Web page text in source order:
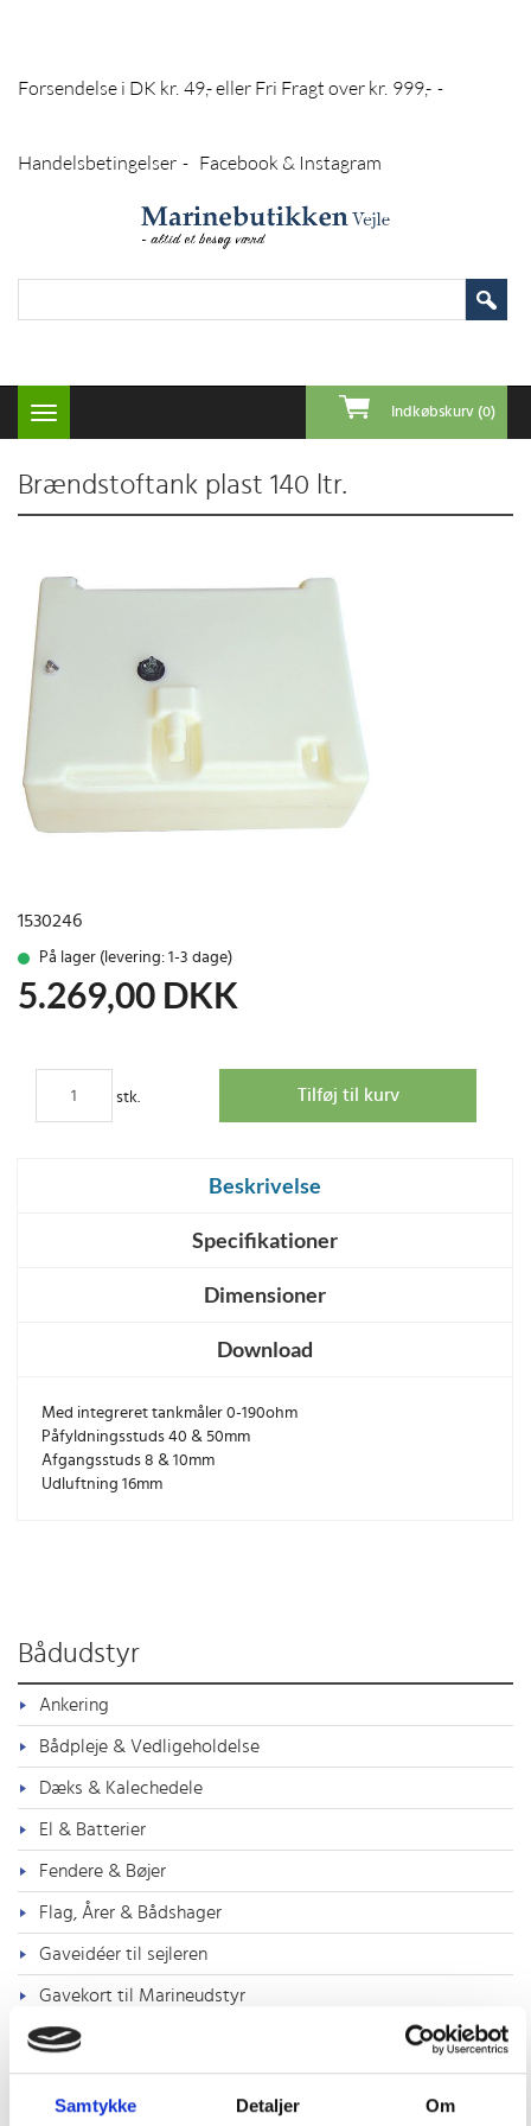
Samtykke Detaljer Om
Forsendelse i DK kr. 49,- eller Fri Fragt over kr. 999,- -
Handelsbetingelser - Facebook & Instagram
Toggle
navigation
Indkøbskurv (0)
Brændstoftank plast 140 ltr.
1530246
På lager (levering: 1-3 dage)
5.269,00 DKK
stk.
Beskrivelse
Specifikationer
Dimensioner
Download
Med integreret tankmåler 0-190ohm
Påfyldningsstuds 40 & 50mm
Afgangsstuds 8 & 10mm
Udluftning 16mm
Bådudstyr
Ankering
Bådpleje & Vedligeholdelse
Dæks & Kalechedele
El & Batterier
Fendere & Bøjer
Flag, Årer & Bådshager
Gaveidéer til sejleren
Gavekort til Marineudstyr
Helt friske nyheder i shoppen
Komfort ombord
Lanterner & Lys